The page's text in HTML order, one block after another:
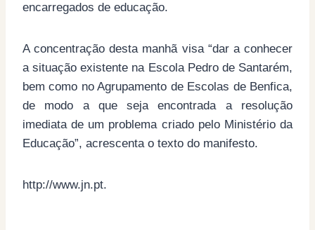
encarregados de educação.
A concentração desta manhã visa “dar a conhecer
a situação existente na Escola Pedro de Santarém,
bem como no Agrupamento de Escolas de Benfica,
de modo a que seja encontrada a resolução
imediata de um problema criado pelo Ministério da
Educação”, acrescenta o texto do manifesto.
http://www.jn.pt.